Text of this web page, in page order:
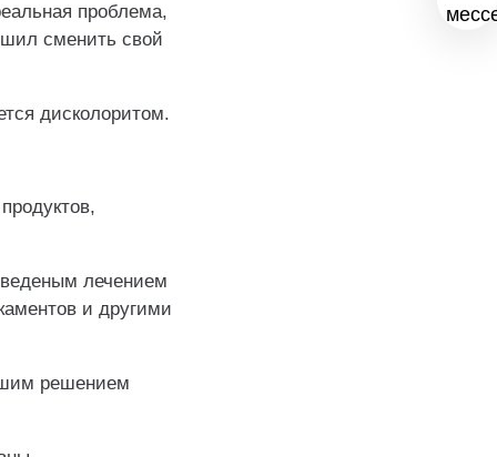
проблема,
сменить свой
дисколоритом.
лечением
и другими
решением